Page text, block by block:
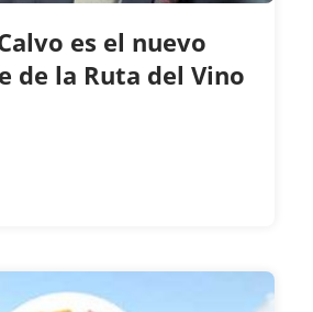
es el nuevo
de la Ruta del Vino